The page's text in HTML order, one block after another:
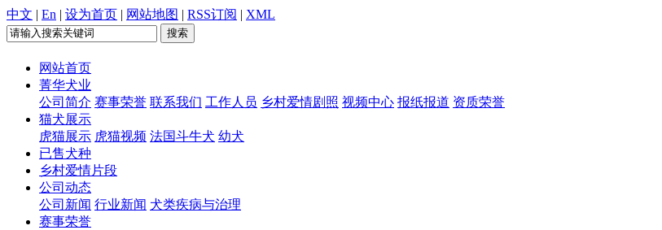
中文 | En | 设为首页 | 网站地图 | RSS订阅 | XML
网站首页
菁华犬业
公司简介 赛事荣誉 联系我们 工作人员 乡村爱情剧照 视频中心 报纸报道 资质荣誉
猫犬展示
虎猫展示 虎猫视频 法国斗牛犬 幼犬
已售犬种
乡村爱情片段
公司动态
公司新闻 行业新闻 犬类疾病与治理
赛事荣誉